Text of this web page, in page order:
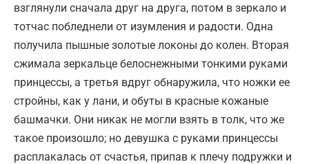
взглянули сначала друг на друга, потом в зеркало и
тотчас побледнели от изумления и радости. Одна
получила пышные золотые локоны до колен. Вторая
сжимала зеркальце белоснежными тонкими руками
принцессы, а третья вдруг обнаружила, что ножки ее
стройны, как у лани, и обуты в красные кожаные
башмачки. Они никак не могли взять в толк, что же
такое произошло; но девушка с руками принцессы
расплакалась от счастья, припав к плечу подружки и